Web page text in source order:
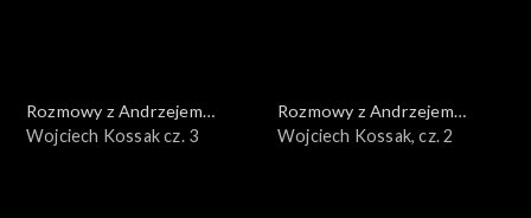
Rozmowy z Andrzejem
Doboszem
Wojciech Kossak cz. 3
Rozmowy z Andrzejem
Doboszem
Wojciech Kossak, cz. 2